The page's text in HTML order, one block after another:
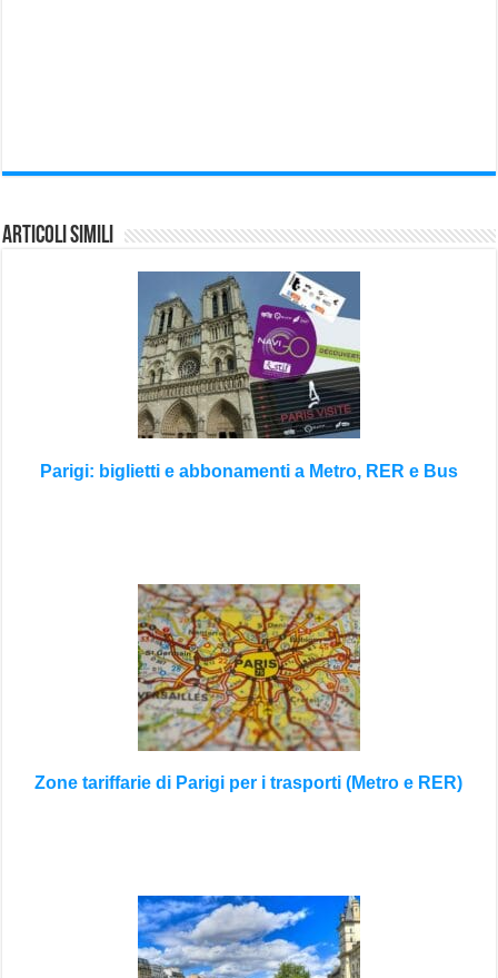
Articoli Simili
Parigi: biglietti e abbonamenti a Metro, RER e Bus
Zone tariffarie di Parigi per i trasporti (Metro e RER)